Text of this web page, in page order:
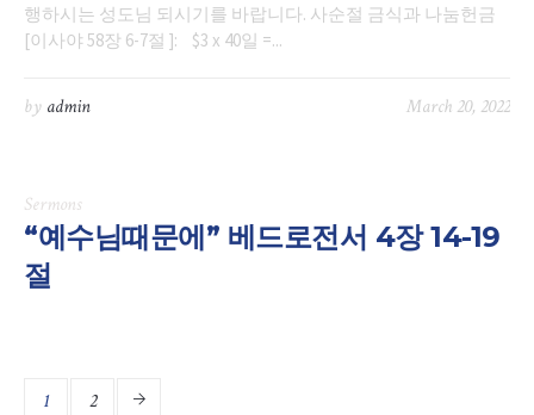
행하시는 성도님 되시기를 바랍니다. 사순절 금식과 나눔헌금
[이사야 58장 6-7절 ]: $3 x 40일 =...
March 20, 2022
by admin
Sermons
“예수님때문에” 베드로전서 4장 14-19
절
1 2